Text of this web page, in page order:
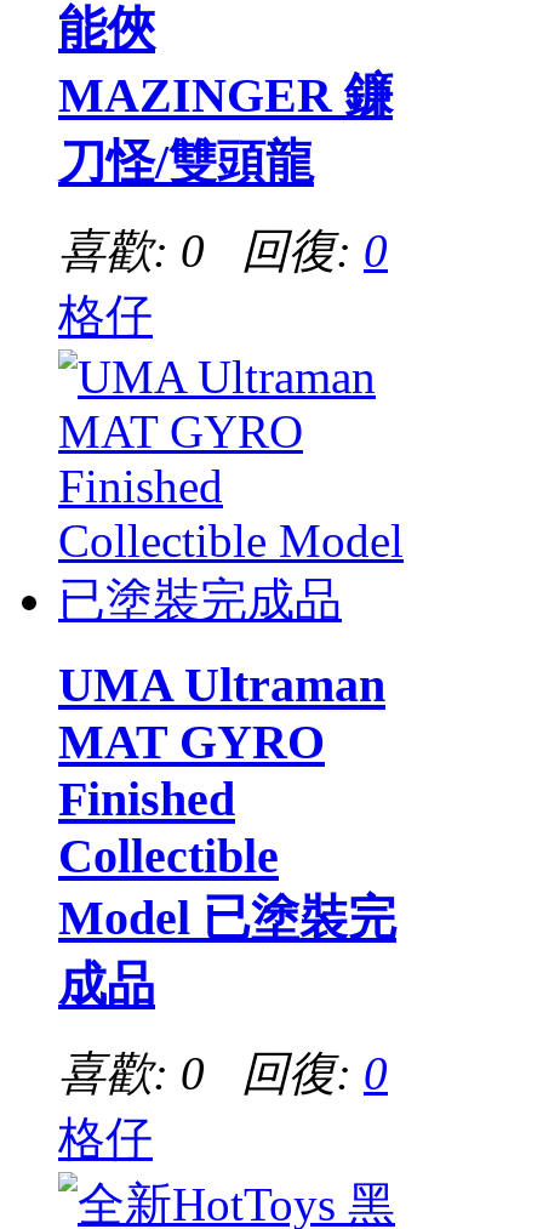
能俠
MAZINGER 鐮
刀怪/雙頭龍
喜歡: 0 回復: 0
格仔
UMA Ultraman
MAT GYRO
Finished
Collectible
Model 已塗裝完
成品
喜歡: 0 回復: 0
格仔